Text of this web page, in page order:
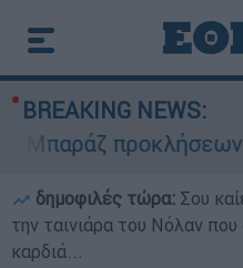
BREAKING NEWS:
προκλήσεων της
δημοφιλές τώρα: Σου
την ταινιάρα του Νόλαν
καρδιά...